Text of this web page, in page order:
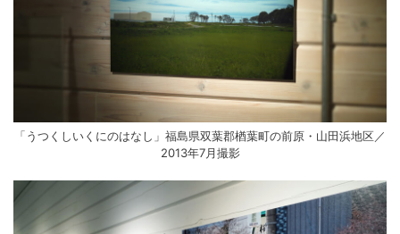
「うつくしいくにのはなし」福島県双葉郡楢葉町の前原・山田浜地区／
2013年7月撮影